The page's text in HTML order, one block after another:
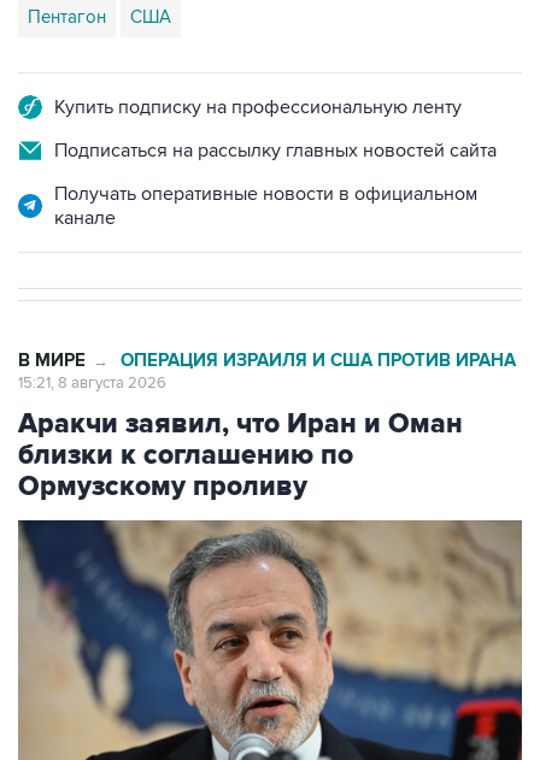
Пентагон США
Купить подписку на профессиональную ленту
Подписаться на рассылку главных новостей сайта
Получать оперативные новости в официальном
канале
В МИРЕ → ОПЕРАЦИЯ ИЗРАИЛЯ И США ПРОТИВ ИРАНА
15:21, 8 августа 2026
Аракчи заявил, что Иран и Оман
близки к соглашению по
Ормузскому проливу